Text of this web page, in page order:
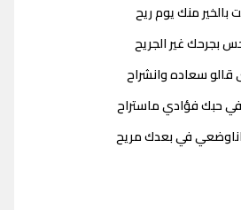
بالخير منك يوم ريح
بجرحك غير الجريح
قالو سعاده وانشراح
حبك فؤادي ماستراح
في بعدك مريح